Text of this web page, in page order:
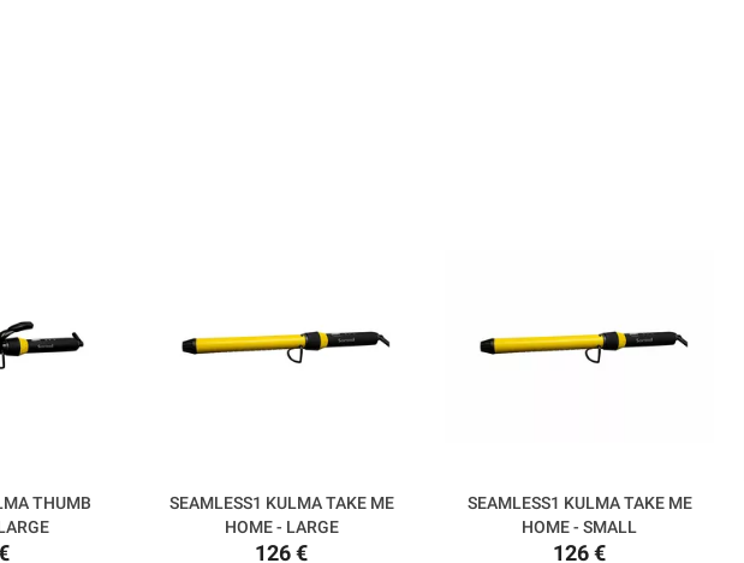
THUMB
SEAMLESS1 KULMA TAKE ME
HOME - LARGE
126 €
SEAMLESS1 KULMA TAKE ME
HOME - SMALL
126 €